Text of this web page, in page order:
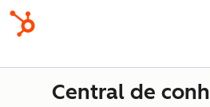
Central de